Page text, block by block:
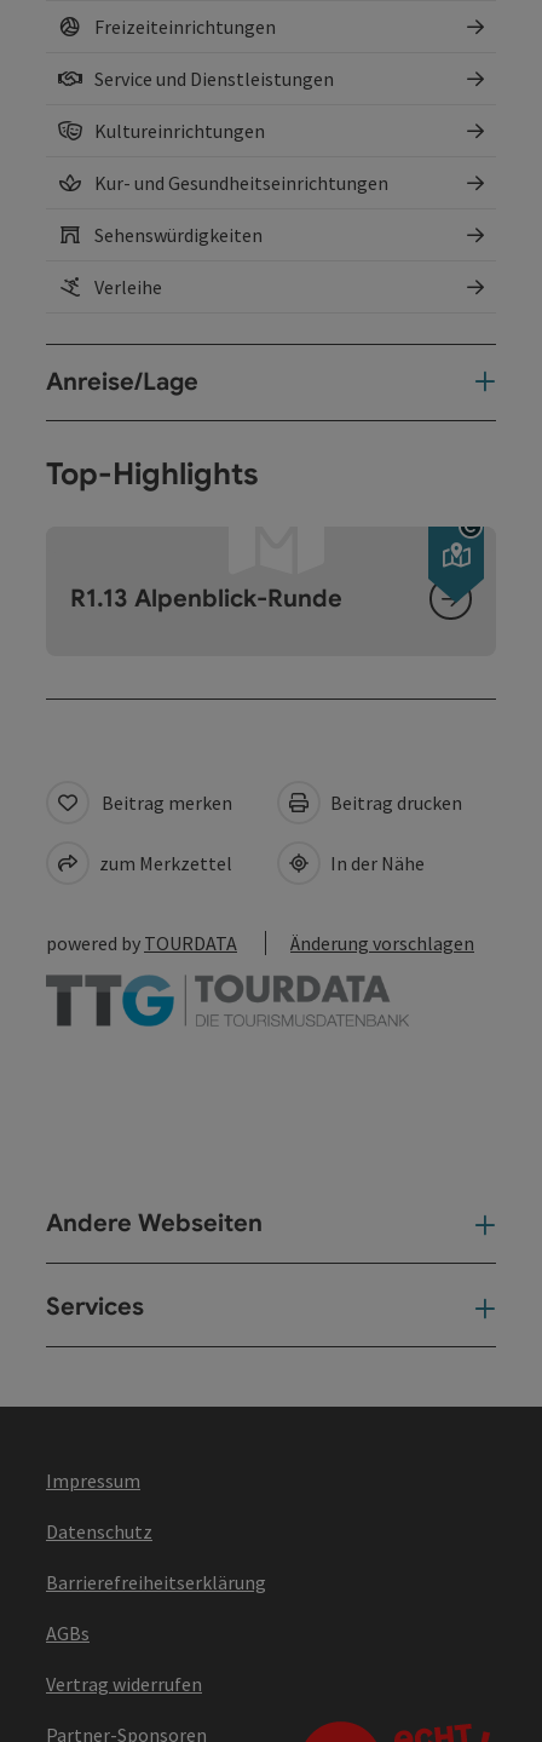
Freizeiteinrichtungen
Service und Dienstleistungen
Kultureinrichtungen
Kur- und Gesundheitseinrichtungen
Sehenswürdigkeiten
Verleihe
Anreise/Lage
Top-Highlights
R1.13 Alpenblick-Runde
Beitrag merken
zum Merkzettel
Beitrag drucken
In der Nähe
powered by TOURDATA Änderung vorschlagen
Andere Webseiten
Services
Impressum
Datenschutz
Barrierefreiheitserklärung
AGBs
Vertrag widerrufen
Partner-Sponsoren